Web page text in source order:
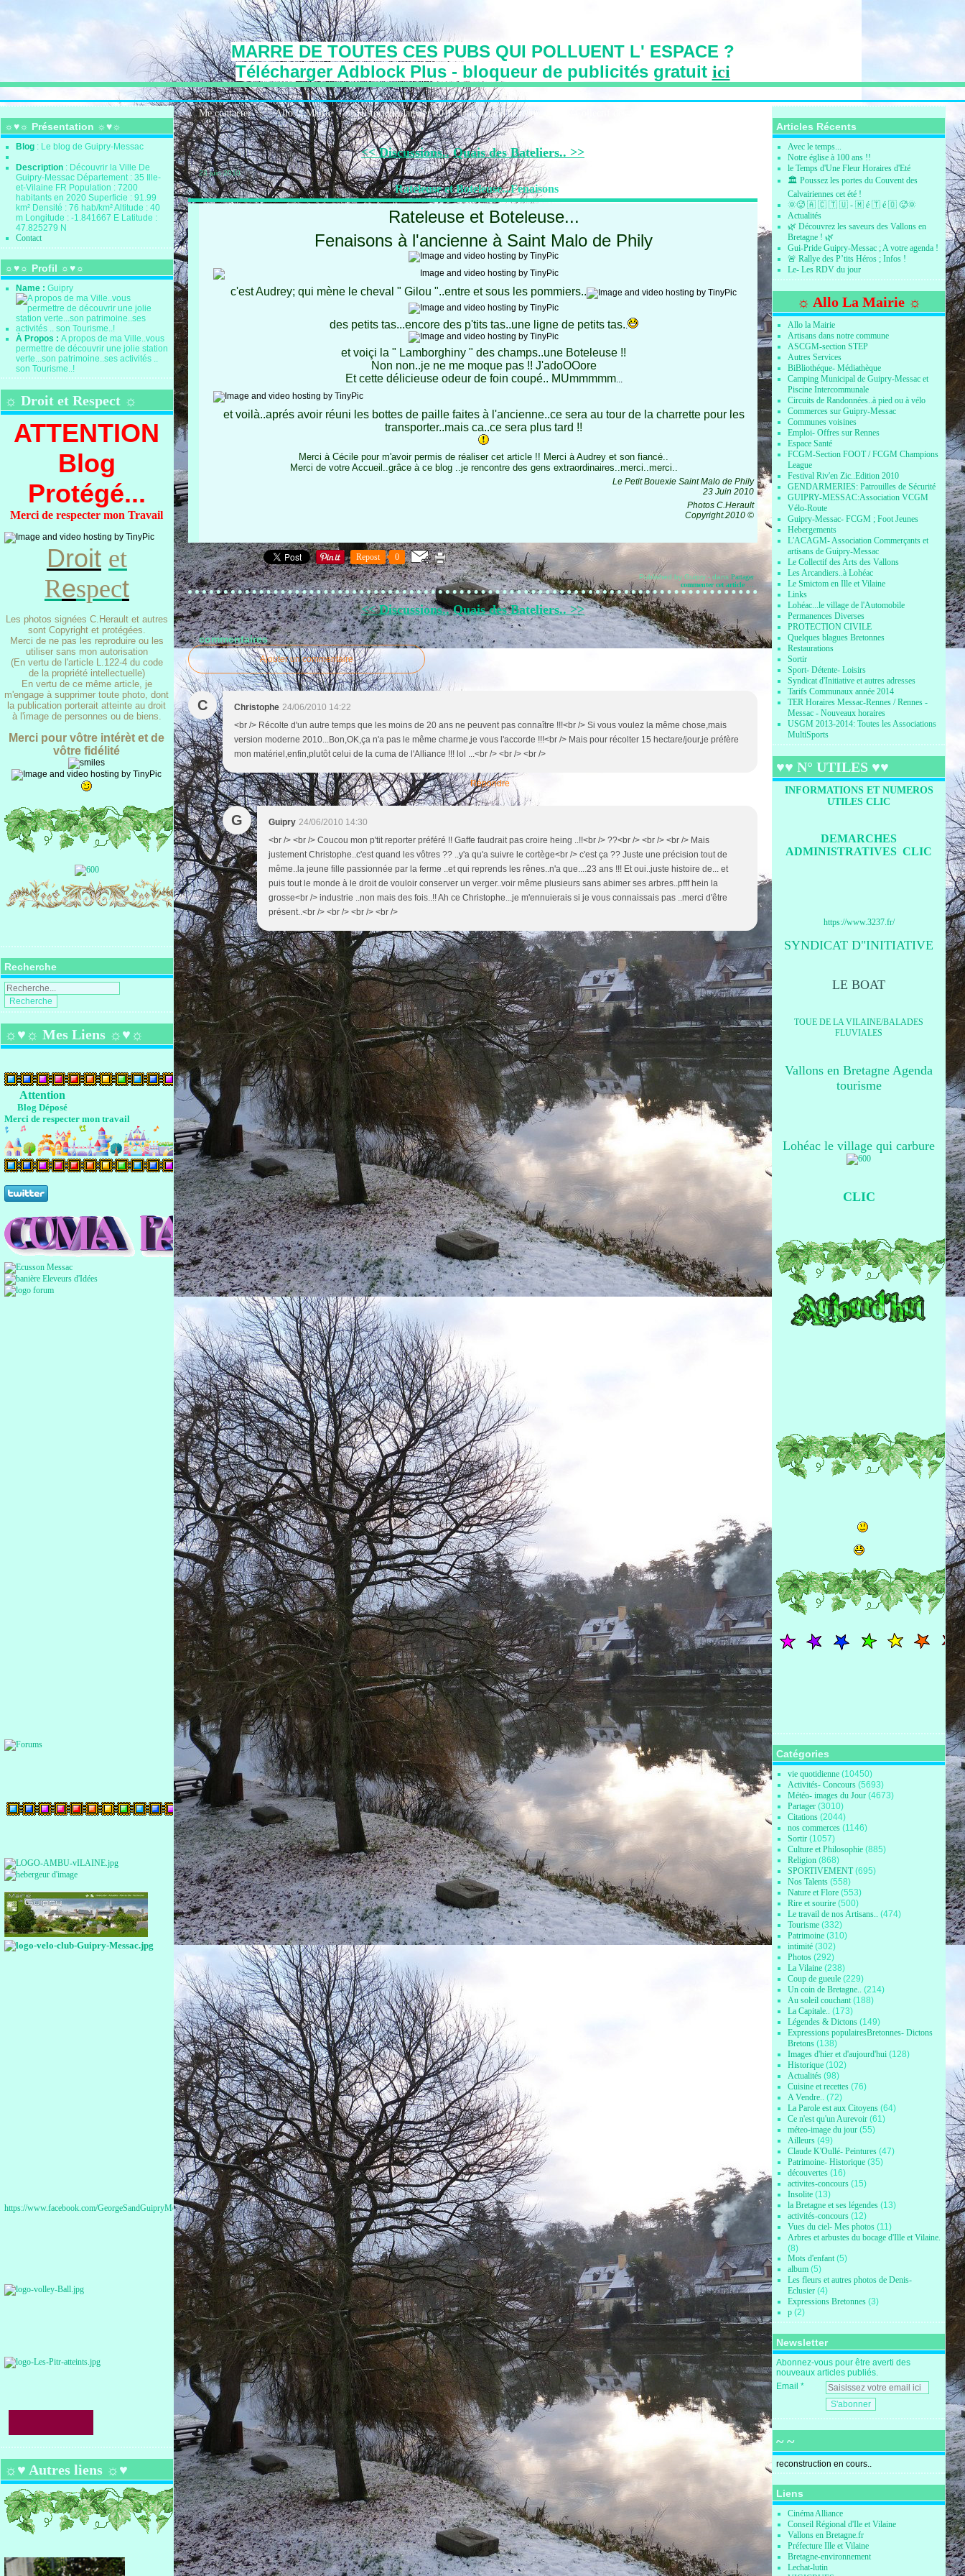
MARRE DE TOUTES CES PUBS QUI POLLUENT L' ESPACE ?
Télécharger Adblock Plus - bloqueur de publicités gratuit ici
☼♥☼ Présentation ☼♥☼
Blog : Le blog de Guipry-Messac
Description : Découvrir la Ville De
Guipry-Messac Département : 35 Ille-
et-Vilaine FR Population : 7200
habitants en 2020 Superficie : 91.99
km² Densité : 76 hab/km² Altitude : 40
m Longitude : -1.841667 E Latitude :
47.825279 N
Contact
☼♥☼ Profil ☼♥☼
Name :Guipry
À Propos :A propos de ma Ville..vous
permettre de découvrir une jolie station
verte...son patrimoine..ses activités ..
son Tourisme..!
☼ Droit et Respect ☼
ATTENTION
Blog
Protégé...
Merci de respecter mon Travail
Droit et
Respect
Les photos signées C.Herault et autres
sont Copyright et protégées.
Merci de ne pas les reproduire ou les
utiliser sans mon autorisation
(En vertu de l'article L.122-4 du code
de la propriété intellectuelle)
En vertu de ce même article, je
m'engage à supprimer toute photo, dont
la publication porterait atteinte au droit
à l'image de personnes ou de biens.
Merci pour vôtre intérèt et de
vôtre fidélité
Recherche
☼♥☼ Mes Liens ☼♥☼
Attention
Blog Déposé
Merci de respecter mon travail
https://www.facebook.com/GeorgeSandGuipryMessac
☼♥ Autres liens ☼♥
Me contacter Allo la Mairie Historique:Janvier 2016: Une page d'histoire
<< Discussions.. Quais des Bateliers.. >>
23 juin 2010
Rateleuse et Boteleuse...Fenaisons
Rateleuse et Boteleuse...
Fenaisons à l'ancienne à Saint Malo de Phily
c'est Audrey; qui mène le cheval " Gilou "..entre et sous les pommiers..
des petits tas...encore des p'tits tas..une ligne de petits tas..
et voiçi la " Lamborghiny " des champs..une Boteleuse !!
Non non..je ne me moque pas !! J'adoOOore
Et cette délicieuse odeur de foin coupé.. MUmmmmm...
et voilà..aprés avoir réuni les bottes de paille faites à l'ancienne..ce sera au tour de la charrette pour les
transporter..mais ca..ce sera plus tard !!
Merci à Cécile pour m'avoir permis de réaliser cet article !! Merci à Audrey et son fiancé..
Merci de votre Accueil..grâce à ce blog ..je rencontre des gens extraordinaires..merci..merci..
Le Petit Bouexie Saint Malo de Phily
23 Juin 2010
Photos C.Herault
Copyright.2010 ©
Repost 0
Published by Guipry - dansPartager
commenter cet article
<< Discussions.. Quais des Bateliers.. >>
commentaires
Ajouter un commentaire
C Christophe 24/06/2010 14:22
<br /> Récolte d'un autre temps que les moins de 20 ans ne peuvent pas connaître !!!<br /> Si vous voulez la même chose,mais
version moderne 2010...Bon,OK,ça n'a pas le même charme,je vous l'accorde !!!<br /> Mais pour récolter 15 hectare/jour,je préfère
mon matériel,enfin,plutôt celui de la cuma de l'Alliance !!! lol ...<br /> <br /> <br />
Répondre
G Guipry 24/06/2010 14:30
<br /> <br /> Coucou mon p'tit reporter préféré !! Gaffe faudrait pas croire heing ..!!<br /> ??<br /> <br /> <br /> Mais
justement Christophe..c'est quand les vôtres ?? ..y'a qu'a suivre le cortège<br /> c'est ça ?? Juste une précision tout de
même..la jeune fille passionnée par la ferme ..et qui reprends les rênes..n'a que....23 ans !!! Et oui..juste histoire de... et
puis tout le monde à le droit de vouloir conserver un verger..voir même plusieurs sans abimer ses arbres..pfff hein la
grosse<br /> industrie ..non mais des fois..!! Ah ce Christophe...je m'ennuierais si je vous connaissais pas ..merci d'être
présent..<br /> <br /> <br /> <br />
Articles Récents
Avec le temps...
Notre église à 100 ans !!
le Temps d'Une Fleur Horaires d'Eté
🏛️ Poussez les portes du Couvent des
Calvairiennes cet été !
🌞🥵 🇦 🇨 🇹 🇺 - 🇲 é 🇹 é 🇴 🥵🌞
Actualités
🌿 Découvrez les saveurs des Vallons en
Bretagne ! 🌿
Gui-Pride Guipry-Messac ; A votre agenda !
🚨 Rallye des P’tits Héros ; Infos !
Le- Les RDV du jour
☼ Allo La Mairie ☼
Allo la Mairie
Artisans dans notre commune
ASCGM-section STEP
Autres Services
BiBliothéque- Médiathèque
Camping Municipal de Guipry-Messac et
Piscine Intercommunale
Circuits de Randonnées..à pied ou à vélo
Commerces sur Guipry-Messac
Communes voisines
Emploi- Offres sur Rennes
Espace Santé
FCGM-Section FOOT / FCGM Champions
League
Festival Riv'en Zic..Edition 2010
GENDARMERIES: Patrouilles de Sécurité
GUIPRY-MESSAC:Association VCGM
Vélo-Route
Guipry-Messac- FCGM ; Foot Jeunes
Hebergements
L'ACAGM- Association Commerçants et
artisans de Guipry-Messac
Le Collectif des Arts des Vallons
Les Arcandiers..à Lohéac
Le Smictom en Ille et Vilaine
Links
Lohéac...le village de l'Automobile
Permanences Diverses
PROTECTION CIVILE
Quelques blagues Bretonnes
Restaurations
Sortir
Sport- Détente- Loisirs
Syndicat d'Initiative et autres adresses
Tarifs Communaux année 2014
TER Horaires Messac-Rennes / Rennes -
Messac - Nouveaux horaires
USGM 2013-2014: Toutes les Associations
MultiSports
♥♥ N° UTILES ♥♥
INFORMATIONS ET NUMEROS
UTILES CLIC
DEMARCHES
ADMINISTRATIVES CLIC
https://www.3237.fr/
SYNDICAT D"INITIATIVE
LE BOAT
TOUE DE LA VILAINE/BALADES
FLUVIALES
Vallons en Bretagne Agenda
tourisme
Lohéac le village qui carbure
CLIC
Catégories
vie quotidienne (10450)
Activités- Concours (5693)
Météo- images du Jour (4673)
Partager (3010)
Citations (2044)
nos commerces (1146)
Sortir (1057)
Culture et Philosophie (885)
Religion (868)
SPORTIVEMENT(695)
Nos Talents (558)
Nature et Flore (553)
Rire et sourire (500)
Le travail de nos Artisans.. (474)
Tourisme (332)
Patrimoine (310)
intimité (302)
Photos (292)
La Vilaine (238)
Coup de gueule (229)
Un coin de Bretagne.. (214)
Au soleil couchant (188)
La Capitale.. (173)
Légendes & Dictons (149)
Expressions populairesBretonnes- Dictons
Bretons (138)
Images d'hier et d'aujourd'hui (128)
Historique (102)
Actualités (98)
Cuisine et recettes (76)
A Vendre.. (72)
La Parole est aux Citoyens (64)
Ce n'est qu'un Aurevoir (61)
méteo-image du jour (55)
Ailleurs (49)
Claude K'Oullé- Peintures (47)
Patrimoine- Historique (35)
découvertes (16)
activites-concours (15)
Insolite (13)
la Bretagne et ses légendes (13)
activités-concours (12)
Vues du ciel- Mes photos (11)
Arbres et arbustes du bocage d'Ille et Vilaine.
(8)
Mots d'enfant (5)
album (5)
Les fleurs et autres photos de Denis-
Eclusier (4)
Expressions Bretonnes (3)
p (2)
Newsletter
Abonnez-vous pour être averti des
nouveaux articles publiés.
Email
~ ~
reconstruction en cours..
Liens
Cinéma Alliance
Conseil Régional d'Ile et Vilaine
Vallons en Bretagne.fr
Préfecture Ille et Vilaine
Bretagne-environnement
Lechat-lutin